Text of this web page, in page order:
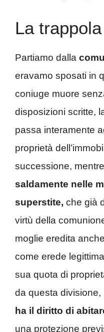
La
Partiamo dalla
eravamo sposati in
coniuge muore
disposizioni scritte,
passa interamente
proprietà
successione, mentre
saldamente nelle
superstite, che già
virtù della
moglie eredita
come erede
sua quota di
da questa divisione,
ha il diritto di
una protezione